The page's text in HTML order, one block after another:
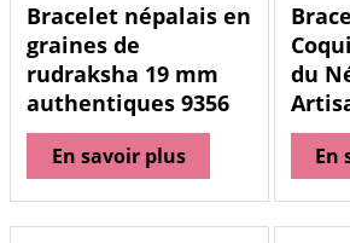
Bracelet népalais en
graines de
rudraksha 19 mm
authentiques 9356
En savoir plus
du
En